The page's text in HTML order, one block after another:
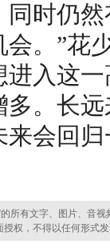
同时仍
。”花
入这
。长
会回
有文字、图片、音视
权，不得以任何形式